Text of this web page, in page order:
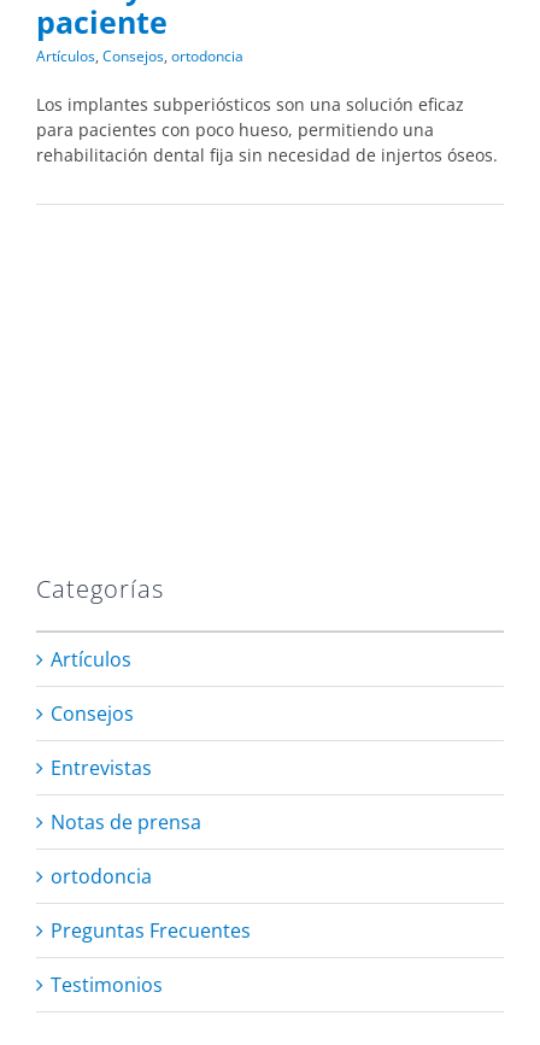
paciente
Artículos, Consejos, ortodoncia
Los implantes subperiósticos son una solución eficaz
para pacientes con poco hueso, permitiendo una
rehabilitación dental fija sin necesidad de injertos óseos.
Categorías
Artículos
Consejos
Entrevistas
Notas de prensa
ortodoncia
Preguntas Frecuentes
Testimonios